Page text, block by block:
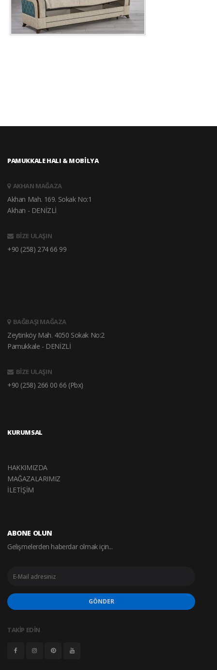
PAMUKKALE HALI & MOBİLYA
AKHAN MAĞAZA
Akhan Mah. 169. Sokak No:1
Akhan - DENİZLİ
BİZE ULAŞIN
+90 (258) 274 66 99
BAĞBAŞI MAĞAZA
Zeytinköy Mah. 4050 Sokak No:2
Pamukkale - DENİZLİ
BİZE ULAŞIN
+90 (258) 266 00 66 (Pbx)
KURUMSAL
HAKKIMIZDA
MAĞAZALARIMIZ
İLETİŞİM
ABONE OLUN
Gelişmelerden haberdar olmak için...
GÖNDER
TAKİP EDİN